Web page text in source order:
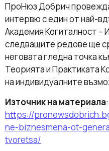
ПроНюз Добрич
интервю с един от най-
Академия Когиталност –
следващите редове ще
неговата гледна точка
Теорията и Практиката
на индивидуалните
Източник на материала:
https://
ne-biznesmena-ot-
tvoretsa/